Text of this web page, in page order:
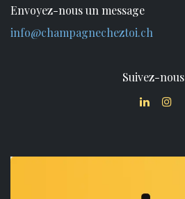
Envoyez-nous un message
info@champagnecheztoi.ch
Suivez-nous